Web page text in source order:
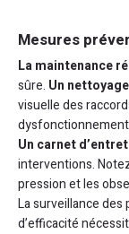
Mesures
La maintenance
sûre. Un
visuelle des
Un carnet
interventions.
pression et les
La surveillance
d’efficacité